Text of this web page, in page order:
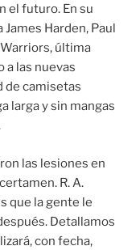
el futuro. En su
Harden, Paul
última
a las nuevas
de camisetas
larga y sin mangas
las lesiones en
R. A.
que la gente le
Detallamos
con fecha,